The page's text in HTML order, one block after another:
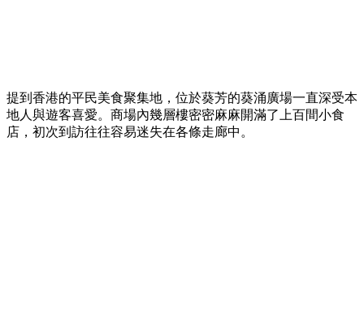
提到香港的平民美食聚集地，位於葵芳的葵涌廣場一直深受本
地人與遊客喜愛。商場內幾層樓密密麻麻開滿了上百間小食
店，初次到訪往往容易迷失在各條走廊中。